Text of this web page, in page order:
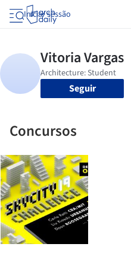
Iniciar sessão
Seguir
Concursos